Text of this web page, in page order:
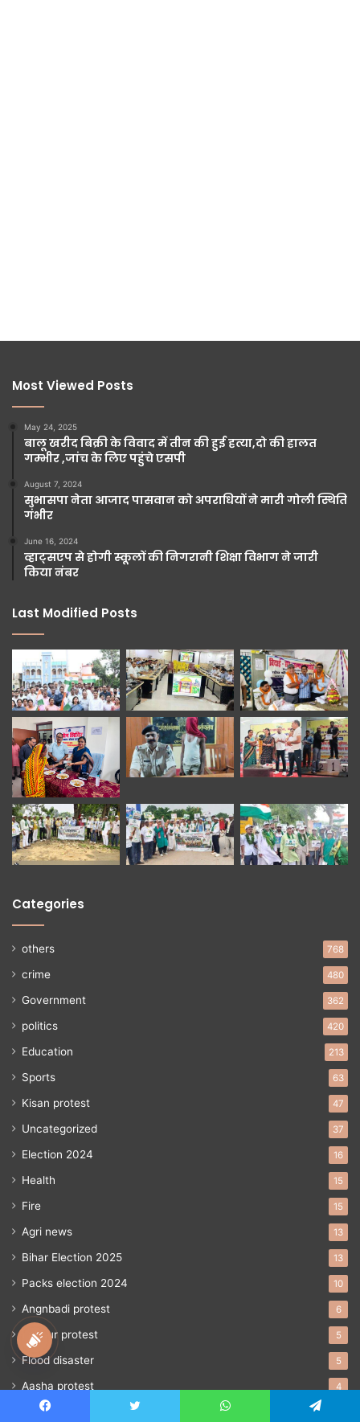
Most Viewed Posts
May 24, 2025
बालू खरीद बिक्री के विवाद में तीन की हुई हत्या,दो की हालत
गम्भीर ,जांच के लिए पहुंचे एसपी
August 7, 2024
सुभासपा नेता आजाद पासवान को अपराधियों ने मारी गोली स्थिति
गंभीर
June 16, 2024
व्हाट्सएप से होगी स्कूलों की निगरानी शिक्षा विभाग ने जारी
किया नंबर
Last Modified Posts
Categories
others 768
crime 480
Government 362
politics 420
Education 213
Sports 63
Kisan protest 47
Uncategorized 37
Election 2024 16
Health 15
Fire 15
Agri news 13
Bihar Election 2025 13
Packs election 2024 10
Angnbadi protest 6
Labour protest 5
Flood disaster 5
Aasha protest 4
Weather news
national awaz